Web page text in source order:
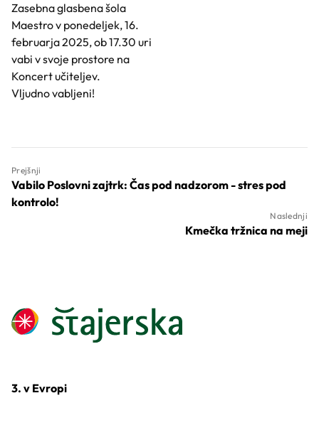
Zasebna glasbena šola
Maestro v ponedeljek, 16.
februarja 2025, ob 17.30 uri
vabi v svoje prostore na
Koncert učiteljev.
Vljudno vabljeni!
Prejšnji
Vabilo Poslovni zajtrk: Čas pod nadzorom - stres pod
kontrolo!
Naslednji
Kmečka tržnica na meji
3. v Evropi